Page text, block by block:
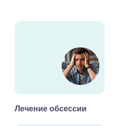
Лечение обсессии